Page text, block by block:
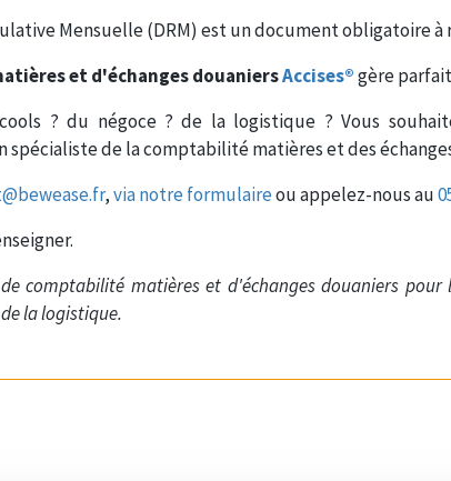
Mensuelle (DRM) est un document obligatoire
et d'échanges douaniersAccises®gère
? du négoce ? de la logistique ? Vous
spécialiste de la comptabilité matières et des
,via notre formulaireou appelez-nous au
comptabilité matières et d'échanges douaniers
la logistique.